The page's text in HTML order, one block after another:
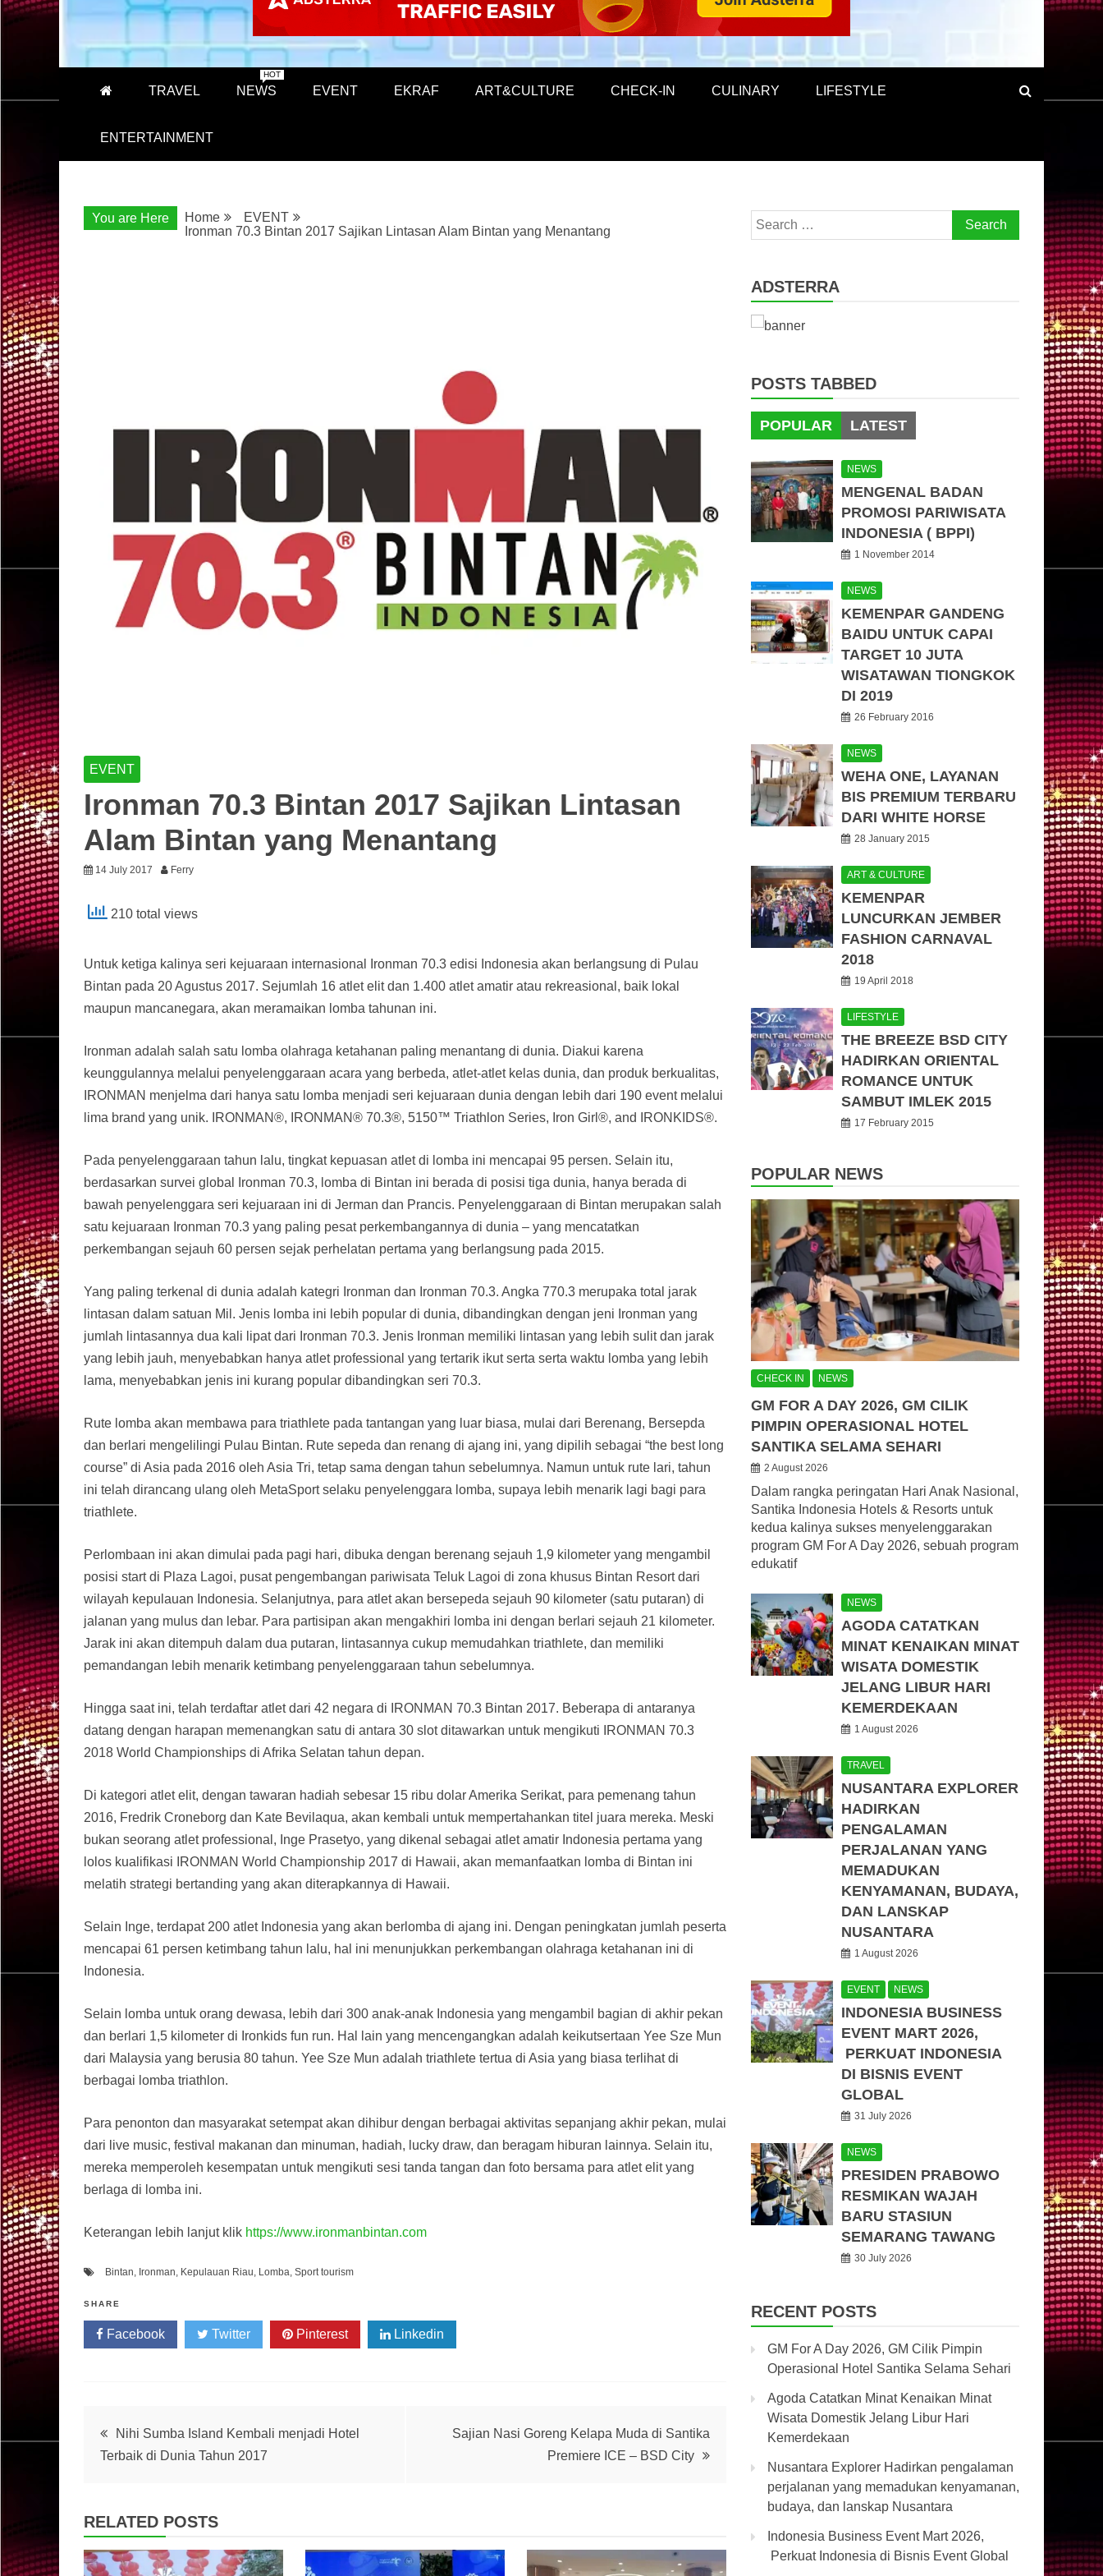
TRAVEL NEWS
HOT
EVENT EKRAF ART&CULTURE CHECK-IN CULINARY LIFESTYLE
ENTERTAINMENT
You are Here Home
EVENT
Ironman 70.3 Bintan 2017 Sajikan Lintasan Alam Bintan yang Menantang
EVENT
Ironman 70.3 Bintan 2017 Sajikan Lintasan
Alam Bintan yang Menantang
14 July 2017 Ferry
210 total views
Untuk ketiga kalinya seri kejuaraan internasional Ironman 70.3 edisi Indonesia akan berlangsung di Pulau
Bintan pada 20 Agustus 2017. Sejumlah 16 atlet elit dan 1.400 atlet amatir atau rekreasional, baik lokal
maupun mancanegara, akan meramaikan lomba tahunan ini.
Ironman adalah salah satu lomba olahraga ketahanan paling menantang di dunia. Diakui karena
keunggulannya melalui penyelenggaraan acara yang berbeda, atlet-atlet kelas dunia, dan produk berkualitas,
IRONMAN menjelma dari hanya satu lomba menjadi seri kejuaraan dunia dengan lebih dari 190 event melalui
lima brand yang unik. IRONMAN®, IRONMAN® 70.3®, 5150™ Triathlon Series, Iron Girl®, and IRONKIDS®.
Pada penyelenggaraan tahun lalu, tingkat kepuasan atlet di lomba ini mencapai 95 persen. Selain itu,
berdasarkan survei global Ironman 70.3, lomba di Bintan ini berada di posisi tiga dunia, hanya berada di
bawah penyelenggara seri kejuaraan ini di Jerman dan Prancis. Penyelenggaraan di Bintan merupakan salah
satu kejuaraan Ironman 70.3 yang paling pesat perkembangannya di dunia – yang mencatatkan
perkembangan sejauh 60 persen sejak perhelatan pertama yang berlangsung pada 2015.
Yang paling terkenal di dunia adalah kategri Ironman dan Ironman 70.3. Angka 770.3 merupaka total jarak
lintasan dalam satuan Mil. Jenis lomba ini lebih popular di dunia, dibandingkan dengan jeni Ironman yang
jumlah lintasannya dua kali lipat dari Ironman 70.3. Jenis Ironman memiliki lintasan yang lebih sulit dan jarak
yang lebih jauh, menyebabkan hanya atlet professional yang tertarik ikut serta serta waktu lomba yang lebih
lama, menyebabkan jenis ini kurang popular dibandingkan seri 70.3.
Rute lomba akan membawa para triathlete pada tantangan yang luar biasa, mulai dari Berenang, Bersepda
dan berlari mengelilingi Pulau Bintan. Rute sepeda dan renang di ajang ini, yang dipilih sebagai “the best long
course” di Asia pada 2016 oleh Asia Tri, tetap sama dengan tahun sebelumnya. Namun untuk rute lari, tahun
ini telah dirancang ulang oleh MetaSport selaku penyelenggara lomba, supaya lebih menarik lagi bagi para
triathlete.
Perlombaan ini akan dimulai pada pagi hari, dibuka dengan berenang sejauh 1,9 kilometer yang mengambil
posisi start di Plaza Lagoi, pusat pengembangan pariwisata Teluk Lagoi di zona khusus Bintan Resort dari
wilayah kepulauan Indonesia. Selanjutnya, para atlet akan bersepeda sejauh 90 kilometer (satu putaran) di
jalanan yang mulus dan lebar. Para partisipan akan mengakhiri lomba ini dengan berlari sejauh 21 kilometer.
Jarak ini akan ditempuh dalam dua putaran, lintasannya cukup memudahkan triathlete, dan memiliki
pemandangan lebih menarik ketimbang penyelenggaraan tahun sebelumnya.
Hingga saat ini, telah terdaftar atlet dari 42 negara di IRONMAN 70.3 Bintan 2017. Beberapa di antaranya
datang dengan harapan memenangkan satu di antara 30 slot ditawarkan untuk mengikuti IRONMAN 70.3
2018 World Championships di Afrika Selatan tahun depan.
Di kategori atlet elit, dengan tawaran hadiah sebesar 15 ribu dolar Amerika Serikat, para pemenang tahun
2016, Fredrik Croneborg dan Kate Bevilaqua, akan kembali untuk mempertahankan titel juara mereka. Meski
bukan seorang atlet professional, Inge Prasetyo, yang dikenal sebagai atlet amatir Indonesia pertama yang
lolos kualifikasi IRONMAN World Championship 2017 di Hawaii, akan memanfaatkan lomba di Bintan ini
melatih strategi bertanding yang akan diterapkannya di Hawaii.
Selain Inge, terdapat 200 atlet Indonesia yang akan berlomba di ajang ini. Dengan peningkatan jumlah peserta
mencapai 61 persen ketimbang tahun lalu, hal ini menunjukkan perkembangan olahraga ketahanan ini di
Indonesia.
Selain lomba untuk orang dewasa, lebih dari 300 anak-anak Indonesia yang mengambil bagian di akhir pekan
dan berlari 1,5 kilometer di Ironkids fun run. Hal lain yang mencengangkan adalah keikutsertaan Yee Sze Mun
dari Malaysia yang berusia 80 tahun. Yee Sze Mun adalah triathlete tertua di Asia yang biasa terlihat di
berbagai lomba triathlon.
Para penonton dan masyarakat setempat akan dihibur dengan berbagai aktivitas sepanjang akhir pekan, mulai
dari live music, festival makanan dan minuman, hadiah, lucky draw, dan beragam hiburan lainnya. Selain itu,
mereka memperoleh kesempatan untuk mengikuti sesi tanda tangan dan foto bersama para atlet elit yang
berlaga di lomba ini.
Keterangan lebih lanjut klik https://www.ironmanbintan.com
Bintan Ironman Kepulauan Riau Lomba Sport tourism
SHARE
Facebook Twitter Pinterest Linkedin
PostNihi Sumba Island Kembali menjadi Hotel
Terbaik di Dunia Tahun 2017
Sajian Nasi Goreng Kelapa Muda di Santika
Premiere ICE – BSD City
RELATED POSTS
Search
for:
ADSTERRA
POSTS TABBED
POPULAR LATEST
NEWS
MENGENAL BADAN
PROMOSI PARIWISATA
INDONESIA ( BPPI)
1 November 2014
NEWS
KEMENPAR GANDENG
BAIDU UNTUK CAPAI
TARGET 10 JUTA
WISATAWAN TIONGKOK
DI 2019
26 February 2016
NEWS
WEHA ONE, LAYANAN
BIS PREMIUM TERBARU
DARI WHITE HORSE
28 January 2015
ART & CULTURE
KEMENPAR
LUNCURKAN JEMBER
FASHION CARNAVAL
2018
19 April 2018
LIFESTYLE
THE BREEZE BSD CITY
HADIRKAN ORIENTAL
ROMANCE UNTUK
SAMBUT IMLEK 2015
17 February 2015
POPULAR NEWS
CHECK IN NEWS
GM FOR A DAY 2026, GM CILIK
PIMPIN OPERASIONAL HOTEL
SANTIKA SELAMA SEHARI
2 August 2026
Dalam rangka peringatan Hari Anak Nasional,
Santika Indonesia Hotels & Resorts untuk
kedua kalinya sukses menyelenggarakan
program GM For A Day 2026, sebuah program
edukatif
NEWS
AGODA CATATKAN
MINAT KENAIKAN MINAT
WISATA DOMESTIK
JELANG LIBUR HARI
KEMERDEKAAN
1 August 2026
TRAVEL
NUSANTARA EXPLORER
HADIRKAN
PENGALAMAN
PERJALANAN YANG
MEMADUKAN
KENYAMANAN, BUDAYA,
DAN LANSKAP
NUSANTARA
1 August 2026
EVENT NEWS
INDONESIA BUSINESS
EVENT MART 2026,
PERKUAT INDONESIA
DI BISNIS EVENT
GLOBAL
31 July 2026
NEWS
PRESIDEN PRABOWO
RESMIKAN WAJAH
BARU STASIUN
SEMARANG TAWANG
30 July 2026
RECENT POSTS
GM For A Day 2026, GM Cilik Pimpin
Operasional Hotel Santika Selama Sehari
Agoda Catatkan Minat Kenaikan Minat
Wisata Domestik Jelang Libur Hari
Kemerdekaan
Nusantara Explorer Hadirkan pengalaman
perjalanan yang memadukan kenyamanan,
budaya, dan lanskap Nusantara
Indonesia Business Event Mart 2026,
Perkuat Indonesia di Bisnis Event Global